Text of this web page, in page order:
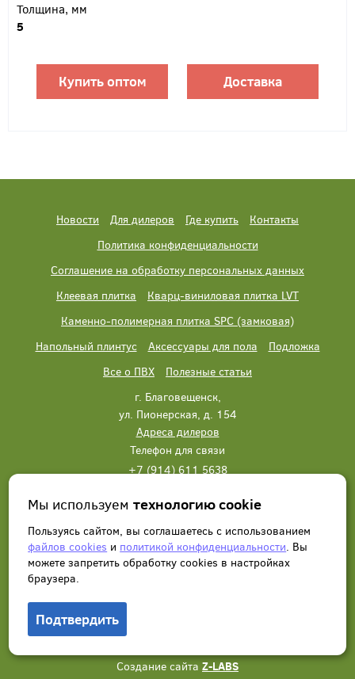
Толщина, мм
5
Купить оптом Доставка
Новости Для дилеров Где купить
Контакты
Политика конфиденциальности
Соглашение на обработку персональных данных
Клеевая плитка
Кварц-виниловая плитка LVT
Каменно-полимерная плитка SPC (замковая)
Напольный плинтус
Аксессуары для пола
Подложка
Все о ПВХ
Полезные статьи
г. Благовещенск,
ул. Пионерская, д. 154
Адреса дилеров
Телефон для связи
+7 (914) 611 5638
Написать нам Заказать звонок
Создание сайта Z-LABS
Мы используемтехнологию cookie
Пользуясь сайтом, вы соглашаетесь с использованием
файлов cookies и политикой конфиденциальности. Вы
можете запретить обработку сookies в настройках
браузера.
Подтвердить